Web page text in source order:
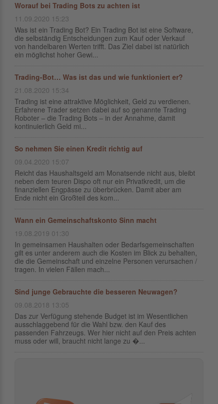
Worauf bei Trading Bots zu achten ist
11.09.2020 15:23
Was ist ein Trading Bot? Ein Trading Bot ist eine Software,
die selbständig Entscheidungen zum Kauf oder Verkauf
von handelbaren Werten trifft. Das Ziel dabei ist natürlich
ein möglichst hoher Gewi...
Trading-Bot… Was ist das und wie funktioniert er?
21.08.2020 15:34
Trading ist eine attraktive Möglichkeit, Geld zu verdienen.
Erfahrene Trader setzen dabei auf so genannte Trading
Roboter – die Trading Bots – in der Annahme, damit
kontinuierlich Geld mi...
So nehmen Sie einen Kredit richtig auf
09.04.2020 15:07
Reicht das Haushaltsgeld am Monatsende nicht aus, bleibt
neben dem teuren Dispo oft nur ein Privatkredit, um die
finanziellen Engpässe zu überbrücken. Damit aber am
Ende nicht ein Großteil des kom...
Wann ein Gemeinschaftskonto Sinn macht
19.08.2019 01:30
In gemeinsamen Haushalten oder Bedarfsgemeinschaften
gilt es unter anderem auch die Kosten im Blick zu behalten,
die die Gemeinschaft und einzelne Personen verursachen /
tragen. In vielen Fällen mach...
Sind junge Gebrauchte die besseren Neuwagen?
09.08.2018 13:05
Das zur Verfügung stehende Budget ist im Wesentlichen
ausschlaggebend für die Wahl bzw. den Kauf des
passenden Fahrzeugs. Wer hier nicht auf den Preis achten
muss oder will, braucht nicht lange zu �...